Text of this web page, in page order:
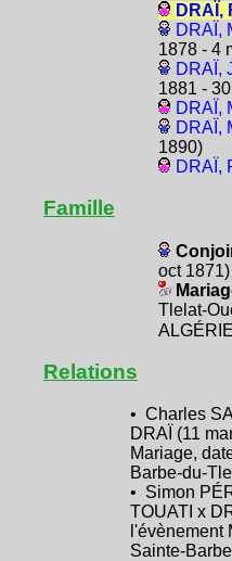
DRAÏ,
DRAÏ,
1878 - 4
DRAÏ,
1881 -
DRAÏ,
DRAÏ,
1890)
DRAÏ,
Famille
oct 1871)
Tlelat-
Relations
• Charles
DRAÏ (11
Mariage,
Barbe-du-
• Simon
TOUATI x
l'évènement
Sainte-